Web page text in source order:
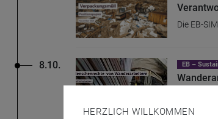
Die EB-
8.10. EB –
HERZLICH WILLKOMMEN